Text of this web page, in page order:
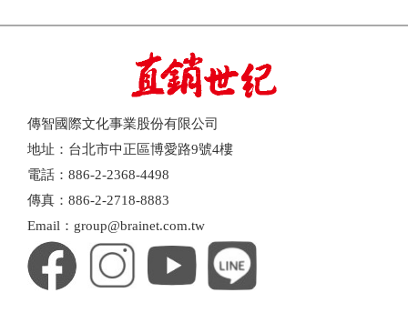
傳智國際文化事業股份有限公司
地址：台北市中正區博愛路9號4樓
電話：886-2-2368-4498
傳真：886-2-2718-8883
Email：group@brainet.com.tw